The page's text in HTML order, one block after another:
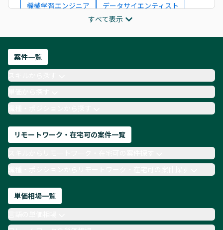
機械学習エンジニア
データサイエンティスト
ITコンサルタント
フロントエンドエンジニア
ネットワークエンジニア
AIエンジニア
Webデザイナー
月収100万円 業務委託
COBOL
Ruby
TypeScript
Laravel AWS
すべて表示
案件一覧
単価から探す
職種・ポジションから探す
リモートワーク・在宅可の案件一覧
職種・ポジションからリモートワーク・在宅可の案件探す
単価相場一覧